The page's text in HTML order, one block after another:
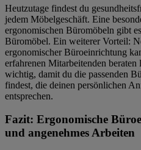
Heutzutage findest du
jedem Möbelgeschäft. Eine
ergonomischen Büromöbeln gibt
Büromöbel. Ein weiterer Vorteil:
ergonomischer Büroeinrichtung
erfahrenen Mitarbeitenden
wichtig, damit du die passenden
findest, die deinen persönlichen
entsprechen.
Fazit: Ergonomische
und angenehmes Arbeiten